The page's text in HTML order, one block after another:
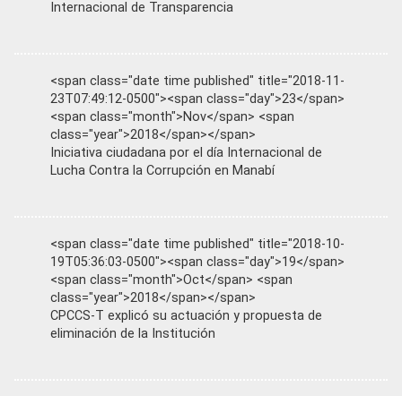
Internacional de Transparencia
<span class="date time published" title="2018-11-
23T07:49:12-0500"><span class="day">23</span>
<span class="month">Nov</span> <span
class="year">2018</span></span>
Iniciativa ciudadana por el día Internacional de
Lucha Contra la Corrupción en Manabí
<span class="date time published" title="2018-10-
19T05:36:03-0500"><span class="day">19</span>
<span class="month">Oct</span> <span
class="year">2018</span></span>
CPCCS-T explicó su actuación y propuesta de
eliminación de la Institución